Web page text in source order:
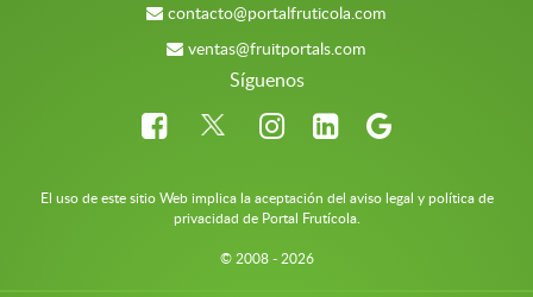
contacto@portalfruticola.com
ventas@fruitportals.com
Síguenos
El uso de este sitio Web implica la aceptación del aviso legal y política de
privacidad de Portal Frutícola.
© 2008 - 2026